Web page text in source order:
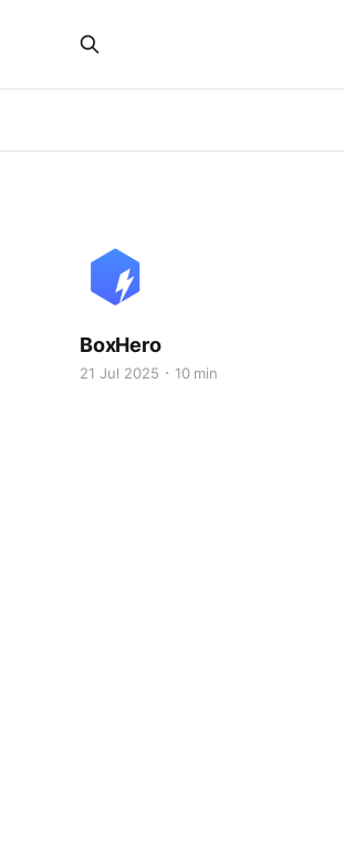
BoxHero
21 Jul 2025 10 min